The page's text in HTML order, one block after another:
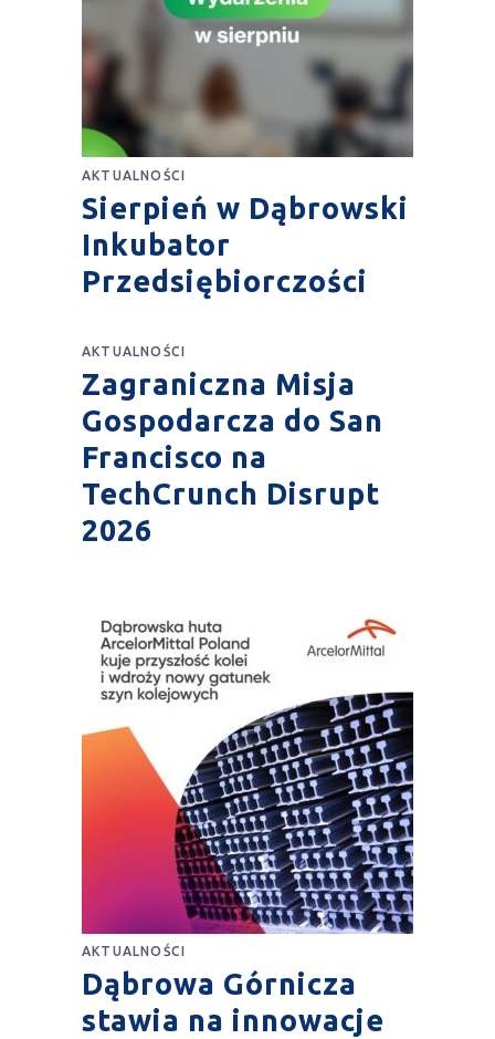
AKTUALNOŚCI
Sierpień w Dąbrowski
Inkubator
Przedsiębiorczości
AKTUALNOŚCI
Zagraniczna Misja
Gospodarcza do San
Francisco na
TechCrunch Disrupt
2026
AKTUALNOŚCI
Dąbrowa Górnicza
stawia na innowacje